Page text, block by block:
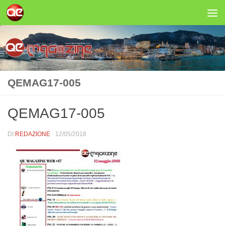
Salta al contenuto
QEMAG17-005
QEMAG17-005
DI REDAZIONE · 12/05/2018